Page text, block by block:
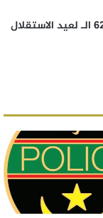
ويأتي هذا لتوشيح في إطار الاحتفال بالذكرى 62 الـ لعيد الاستقلال